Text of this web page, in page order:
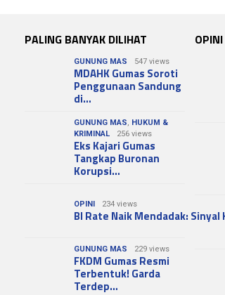
PALING BANYAK DILIHAT
GUNUNG MAS 547 views
MDAHK Gumas Soroti
Penggunaan Sandung
di…
GUNUNG MAS, HUKUM &
KRIMINAL
256 views
Eks Kajari Gumas
Tangkap Buronan
Korupsi…
OPINI 234 views
BI Rate Naik Mendadak:
GUNUNG MAS 229 views
FKDM Gumas Resmi
Terbentuk! Garda
Terdep…
OPINI